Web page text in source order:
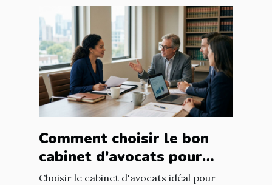
Comment choisir le bon
cabinet d'avocats pour
votre entreprise ?
Choisir le cabinet d'avocats idéal pour